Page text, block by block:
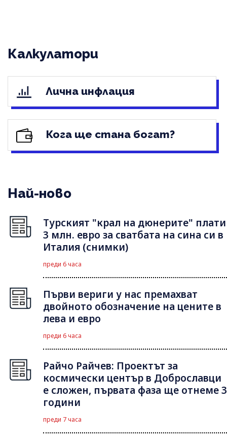
Калкулатори
Лична инфлация
Кога ще стана богат?
Най-ново
Турският "крал на дюнерите" плати
3 млн. евро за сватбата на сина си в
Италия (снимки)
преди 6 часа
Първи вериги у нас премахват
двойното обозначение на цените в
лева и евро
преди 6 часа
Райчо Райчев: Проектът за
космически център в Доброславци
е сложен, първата фаза ще отнеме 3
години
преди 7 часа